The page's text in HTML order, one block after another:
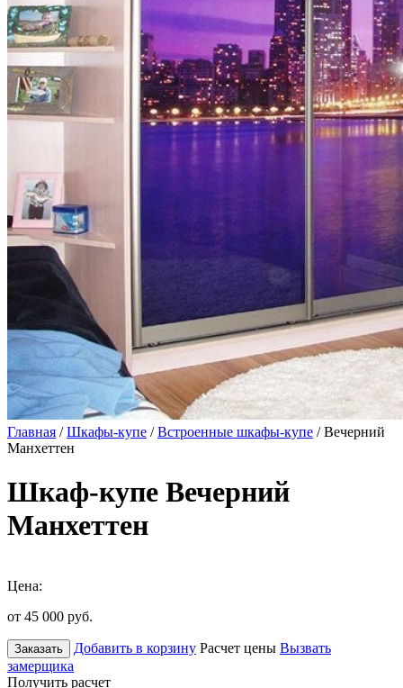
Главная /Шкафы-купе /Встроенные шкафы-купе / Вечерний
Манхеттен
Шкаф-купе Вечерний
Манхеттен
Цена:
от 45 000 руб.
Заказать Добавить в корзину Расчет цены Вызвать
замерщика
Получить расчет